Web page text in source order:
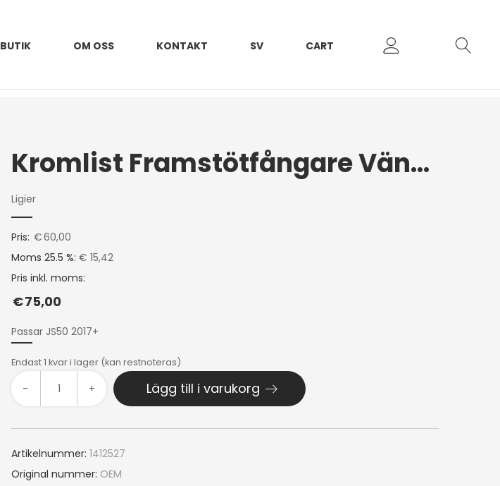
BUTIK OM OSS KONTAKT SV CART
Kromlist Framstötfångare Vänster Ligier JS50 2017+
Ligier
Pris: €60,00
Moms 25.5 %: € 15,42
Pris inkl. moms:
€75,00
Passar JS50 2017+
Endast 1 kvar i lager (kan restnoteras)
- + Lägg till i varukorg
Artikelnummer: 1412527
Original nummer: OEM